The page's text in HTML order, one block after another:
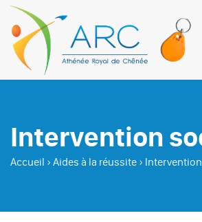
Intervention
Accueil › Aides à la réussite ›